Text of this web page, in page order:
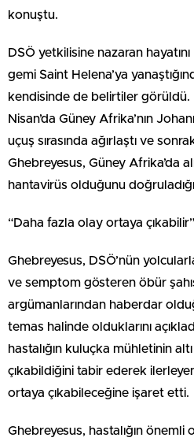
konuştu.
DSÖ yetkilisine nazaran
gemi Saint Helena’ya
kendisinde de belirtiler görüldü.
Nisan’da Güney Afrika’nın
uçuş sırasında ağırlaştı ve
Ghebreyesus, Güney Afrika’da
hantavirüs olduğunu
“Daha fazla olay ortaya çıkabilir”
Ghebreyesus, DSÖ’nün
ve semptom gösteren öbür
argümanlarından haberdar
temas halinde olduklarını
hastalığın kuluçka mühletinin
çıkabildiğini tabir ederek
ortaya çıkabileceğine işaret etti.
Ghebreyesus, hastalığın önemli